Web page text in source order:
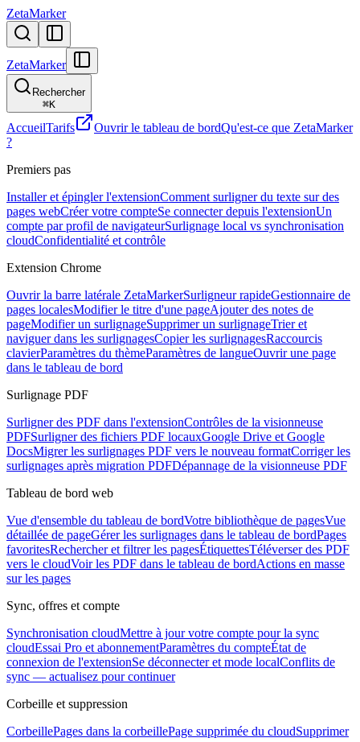
ZetaMarker
ZetaMarker
Rechercher
⌘K
AccueilTarifs Ouvrir le tableau de bordQu'est-ce que ZetaMarker
?
Premiers pas
Installer et épingler l'extensionComment surligner du texte sur des
pages webCréer votre compteSe connecter depuis l'extensionUn
compte par profil de navigateurSurlignage local vs synchronisation
cloudConfidentialité et contrôle
Extension Chrome
Ouvrir la barre latérale ZetaMarkerSurligneur rapideGestionnaire de
pages localesModifier le titre d'une pageAjouter des notes de
pageModifier un surlignageSupprimer un surlignageTrier et
naviguer dans les surlignagesCopier les surlignagesRaccourcis
clavierParamètres du thèmeParamètres de langueOuvrir une page
dans le tableau de bord
Surlignage PDF
Surligner des PDF dans l'extensionContrôles de la visionneuse
PDFSurligner des fichiers PDF locauxGoogle Drive et Google
DocsMigrer les surlignages PDF vers le nouveau formatCorriger les
surlignages après migration PDFDépannage de la visionneuse PDF
Tableau de bord web
Vue d'ensemble du tableau de bordVotre bibliothèque de pagesVue
détaillée de pageGérer les surlignages dans le tableau de bordPages
favoritesRechercher et filtrer les pagesÉtiquettesTéléverser des PDF
vers le cloudVoir les PDF dans le tableau de bordActions en masse
sur les pages
Sync, offres et compte
Synchronisation cloudMettre à jour votre compte pour la sync
cloudEssai Pro et abonnementParamètres du compteÉtat de
connexion de l'extensionSe déconnecter et mode localConflits de
sync — actualisez pour continuer
Corbeille et suppression
CorbeillePages dans la corbeillePage supprimée du cloudSupprimer